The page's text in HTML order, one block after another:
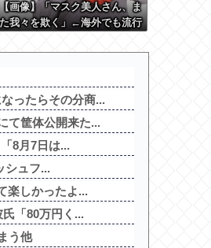
【画像】「マスク美人さん、ま
た我々を欺く」←海外でも流行
w w w
ったらその分商...
て筐体公開来た...
8月7日は...
シュフ...
楽しかったよ...
「80万円く...
う他